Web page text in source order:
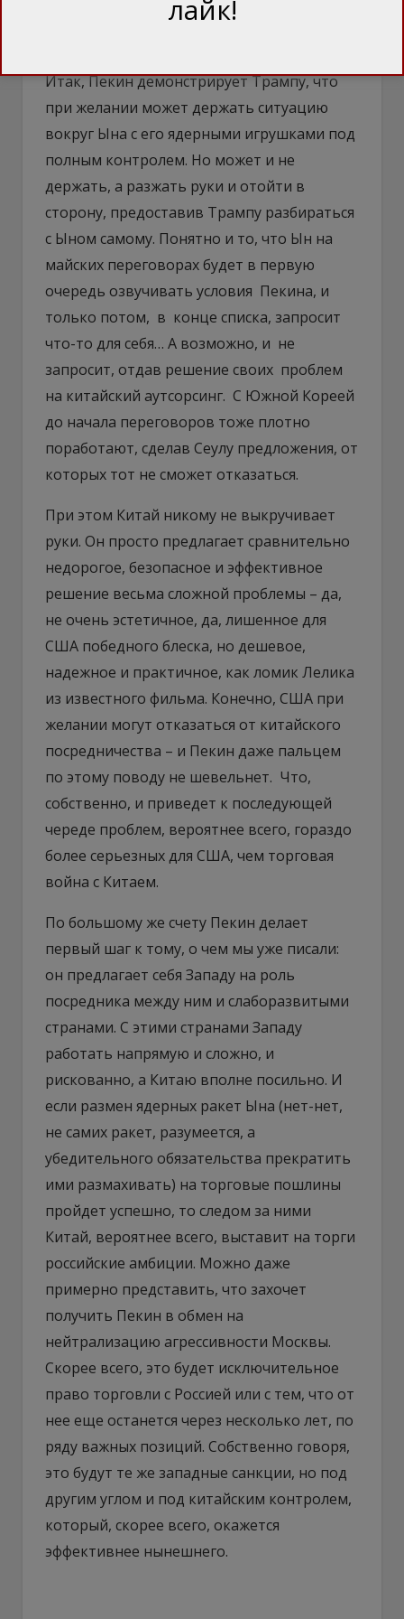
вопросов», причем, Yonhap цитирует Ян
Итак, Пекин демонстрирует Трампу, что
при желании может держать ситуацию
вокруг Ына с его ядерными игрушками под
полным контролем. Но может и не
держать, а разжать руки и отойти в
сторону, предоставив Трампу разбираться
с Ыном самому. Понятно и то, что Ын на
майских переговорах будет в первую
очередь озвучивать условия Пекина, и
только потом, в конце списка, запросит
что-то для себя… А возможно, и не
запросит, отдав решение своих проблем
на китайский аутсорсинг. С Южной Кореей
до начала переговоров тоже плотно
поработают, сделав Сеулу предложения, от
которых тот не сможет отказаться.
При этом Китай никому не выкручивает
руки. Он просто предлагает сравнительно
недорогое, безопасное и эффективное
решение весьма сложной проблемы – да,
не очень эстетичное, да, лишенное для
США победного блеска, но дешевое,
надежное и практичное, как ломик Лелика
из известного фильма. Конечно, США при
желании могут отказаться от китайского
посредничества – и Пекин даже пальцем
по этому поводу не шевельнет. Что,
собственно, и приведет к последующей
череде проблем, вероятнее всего, гораздо
более серьезных для США, чем торговая
война с Китаем.
По большому же счету Пекин делает
первый шаг к тому, о чем мы уже писали:
он предлагает себя Западу на роль
посредника между ним и слаборазвитыми
странами. С этими странами Западу
работать напрямую и сложно, и
рискованно, а Китаю вполне посильно. И
если размен ядерных ракет Ына (нет-нет,
не самих ракет, разумеется, а
убедительного обязательства прекратить
ими размахивать) на торговые пошлины
пройдет успешно, то следом за ними
Китай, вероятнее всего, выставит на торги
российские амбиции. Можно даже
примерно представить, что захочет
получить Пекин в обмен на
нейтрализацию агрессивности Москвы.
Скорее всего, это будет исключительное
право торговли с Россией или с тем, что от
нее еще останется через несколько лет, по
ряду важных позиций. Собственно говоря,
это будут те же западные санкции, но под
другим углом и под китайским контролем,
который, скорее всего, окажется
эффективнее нынешнего.
лайк!